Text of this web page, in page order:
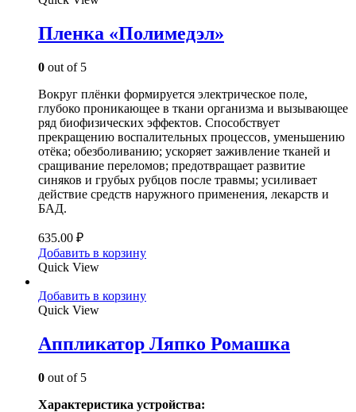
Пленка «Полимедэл»
0 out of 5
Вокруг плёнки формируется электрическое поле,
глубоко проникающее в ткани организма и вызывающее
ряд биофизических эффектов. Способствует
прекращению воспалительных процессов, уменьшению
отёка; обезболиванию; ускоряет заживление тканей и
сращивание переломов; предотвращает развитие
синяков и грубых рубцов после травмы; усиливает
действие средств наружного применения, лекарств и
БАД.
635.00 ₽
Добавить в корзину
Quick View
Добавить в корзину
Quick View
Аппликатор Ляпко Ромашка
0 out of 5
Характеристика устройства: